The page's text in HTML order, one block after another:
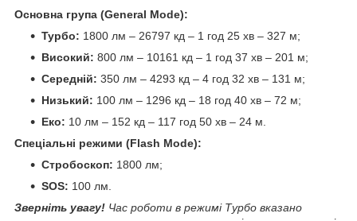
Основна група (General Mode):
Турбо: 1800 лм – 26797 кд – 1 год 25 хв – 327 м;
Високий: 800 лм – 10161 кд – 1 год 37 хв – 201 м;
Середній: 350 лм – 4293 кд – 4 год 32 хв – 131 м;
Низький: 100 лм – 1296 кд – 18 год 40 хв – 72 м;
Еко: 10 лм – 152 кд – 117 год 50 хв – 24 м.
Спеціальні режими (Flash Mode):
Стробоскоп: 1800 лм;
SOS: 100 лм.
Зверніть увагу! Час роботи в режимі Турбо вказано